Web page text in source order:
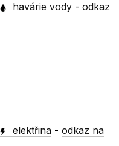
havárie vody -odkaz
elektřina -odkaz na